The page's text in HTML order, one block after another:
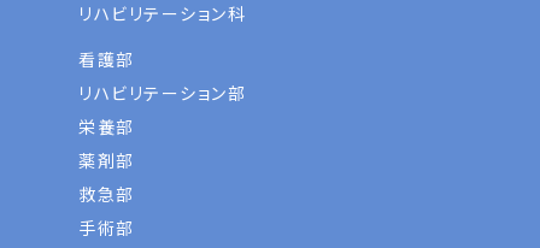
リハビリテーション科
看護部
リハビリテーション部
栄養部
薬剤部
救急部
手術部